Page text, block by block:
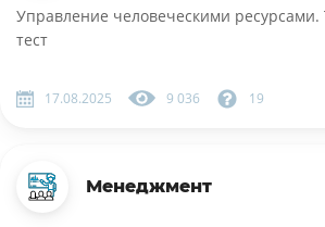
Управление человеческими
тест
17.08.2025 9 036 19
Менеджмент